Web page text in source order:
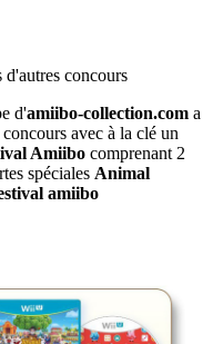
concours
d'amiibo-collection.com a
avec à la clé un
Amiibo comprenant 2
spéciales Animal
amiibo